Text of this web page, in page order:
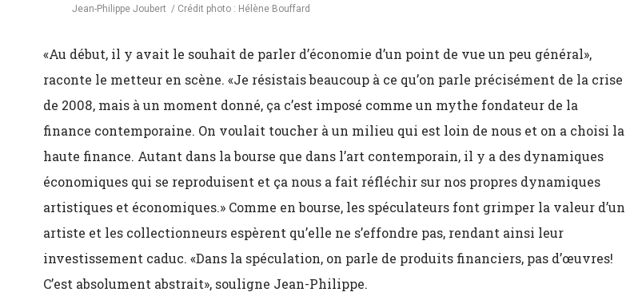
Jean-Philippe Joubert / Crédit photo : Hélène Bouffard
«Au début, il y avait le souhait de parler d’économie d’un point de vue un peu général»,
raconte le metteur en scène. «Je résistais beaucoup à ce qu’on parle précisément de la crise
de 2008, mais à un moment donné, ça c’est imposé comme un mythe fondateur de la
finance contemporaine. On voulait toucher à un milieu qui est loin de nous et on a choisi la
haute finance. Autant dans la bourse que dans l’art contemporain, il y a des dynamiques
économiques qui se reproduisent et ça nous a fait réfléchir sur nos propres dynamiques
artistiques et économiques.» Comme en bourse, les spéculateurs font grimper la valeur d’un
artiste et les collectionneurs espèrent qu’elle ne s’effondre pas, rendant ainsi leur
investissement caduc. «Dans la spéculation, on parle de produits financiers, pas d’œuvres!
C’est absolument abstrait», souligne Jean-Philippe.